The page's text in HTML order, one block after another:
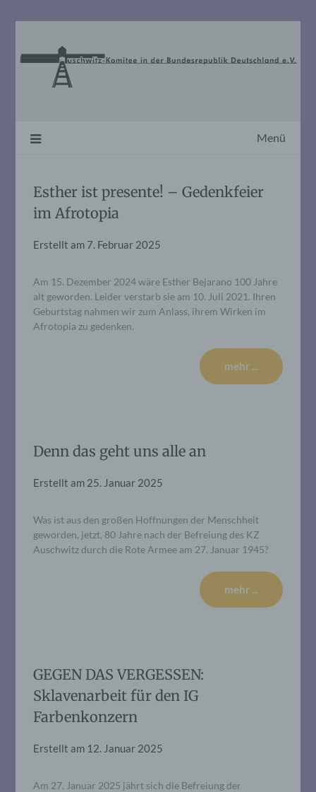
Menü
Esther ist presente! – Gedenkfeier
im Afrotopia
Erstellt am 7. Februar 2025
Am 15. Dezember 2024 wäre Esther Bejarano 100 Jahre
alt geworden. Leider verstarb sie am 10. Juli 2021. Ihren
Geburtstag nahmen wir zum Anlass, ihrem Wirken im
Afrotopia zu gedenken.
mehr ...
Denn das geht uns alle an
Erstellt am 25. Januar 2025
Was ist aus den großen Hoffnungen der Menschheit
geworden, jetzt, 80 Jahre nach der Befreiung des KZ
Auschwitz durch die Rote Armee am 27. Januar 1945?
mehr ...
GEGEN DAS VERGESSEN:
Sklavenarbeit für den IG
Farbenkonzern
Erstellt am 12. Januar 2025
Am 27. Januar 2025 jährt sich die Befreiung der